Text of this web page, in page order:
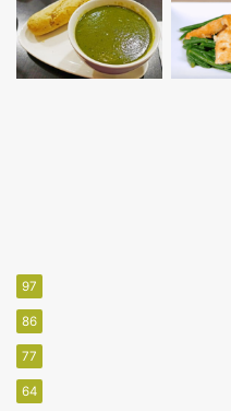
97
86
77
64